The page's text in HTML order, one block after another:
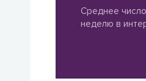
Среднее
неделю в